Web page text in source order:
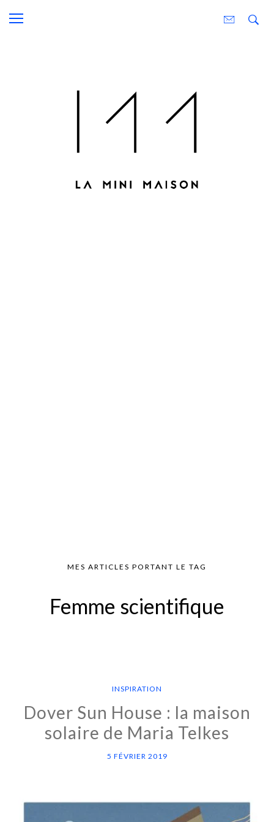
MES ARTICLES PORTANT LE TAG
Femme scientifique
INSPIRATION
Dover Sun House : la maison
solaire de Maria Telkes
5 FÉVRIER 2019